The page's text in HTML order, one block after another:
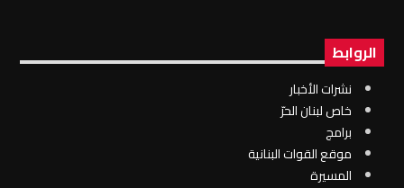
الروابط
نشرات الأخبار
خاص لبنان الحرّ
برامج
موقع القوات البنانية
المسيرة